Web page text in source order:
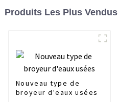
Produits Les Plus Vendus
Nouveau type de
broyeur d'eaux usées